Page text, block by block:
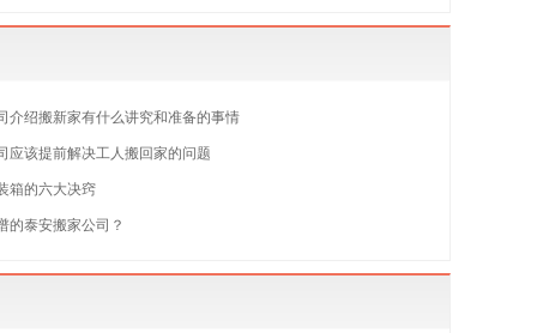
介绍搬新家有什么讲究和准备的事情
应该提前解决工人搬回家的问题
箱的六大决窍
的泰安搬家公司？